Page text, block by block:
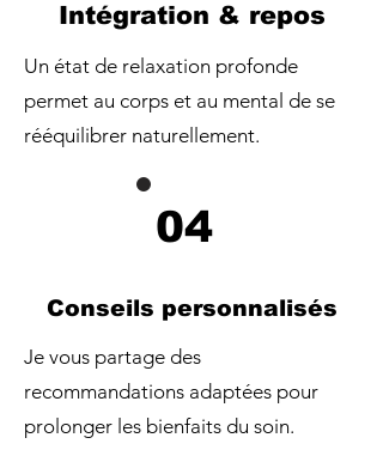
Intégration & repos
Un état de relaxation profonde
permet au corps et au mental de se
rééquilibrer naturellement.
04
Conseils personnalisés
Je vous partage des
recommandations adaptées pour
prolonger les bienfaits du soin.